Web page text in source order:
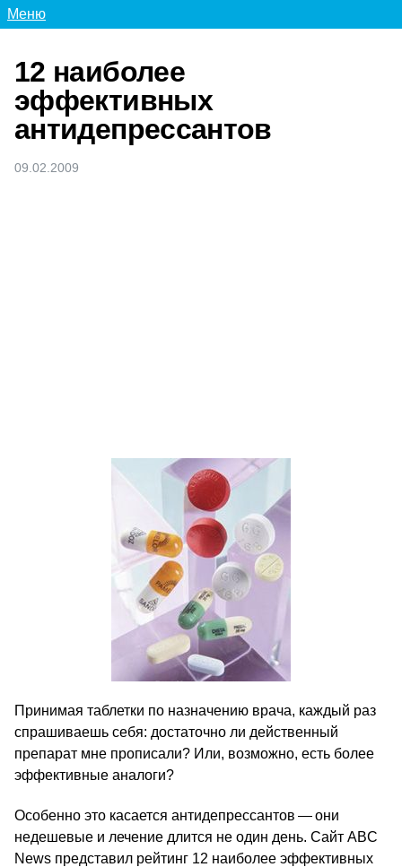
Меню
12 наиболее
эффективных
антидепрессантов
09.02.2009
Принимая таблетки по назначению врача, каждый раз
спрашиваешь себя: достаточно ли действенный
препарат мне прописали? Или, возможно, есть более
эффективные аналоги?
Особенно это касается антидепрессантов — они
недешевые и лечение длится не один день. Сайт ABC
News представил рейтинг 12 наиболее эффективных